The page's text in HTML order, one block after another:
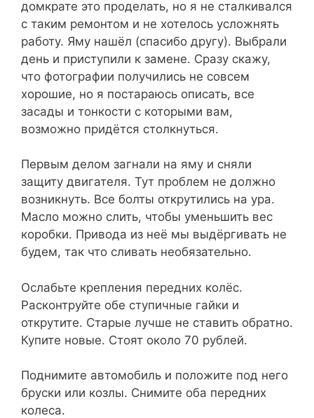
домкрате это проделать, но я не сталкивался
с таким ремонтом и не хотелось усложнять
работу. Яму нашёл (спасибо другу). Выбрали
день и приступили к замене. Сразу скажу,
что фотографии получились не совсем
хорошие, но я постараюсь описать, все
засады и тонкости с которыми вам,
возможно придётся столкнуться.
Первым делом загнали на яму и сняли
защиту двигателя. Тут проблем не должно
возникнуть. Все болты открутились на ура.
Масло можно слить, чтобы уменьшить вес
коробки. Привода из неё мы выдёргивать не
будем, так что сливать необязательно.
Ослабьте крепления передних колёс.
Расконтруйте обе ступичные гайки и
открутите. Старые лучше не ставить обратно.
Купите новые. Стоят около 70 рублей.
Поднимите автомобиль и положите под него
бруски или козлы. Снимите оба передних
колеса.